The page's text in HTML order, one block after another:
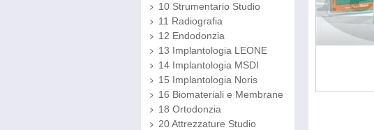
10 Strumentario Studio
11 Radiografia
12 Endodonzia
13 Implantologia LEONE
14 Implantologia MSDI
15 Implantologia Noris
16 Biomateriali e Membrane
18 Ortodonzia
20 Attrezzature Studio